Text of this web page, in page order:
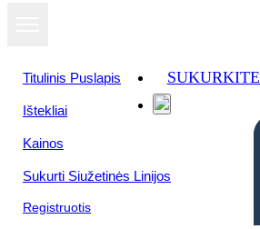
Titulinis Puslapis
Ištekliai
Kainos
Sukurti Siužetinės Linijos
Registruotis